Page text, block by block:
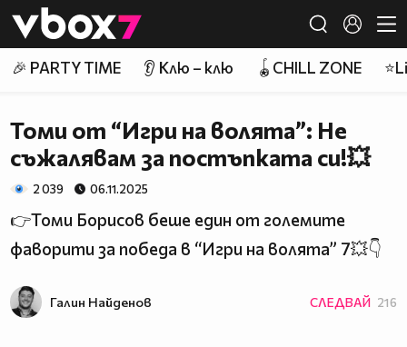
👾
🎉 PARTY TIME 👂 Клю – клю 🪀CHILL ZONE
Томи от “Игри на волята”: Не
съжалявам за постъпката си!💥
2 039 06.11.2025
👉Томи Борисов беше един от големите
фаворити за победа в “Игри на волята” 7💥👇
Галин Найденов СЛЕДВАЙ 216